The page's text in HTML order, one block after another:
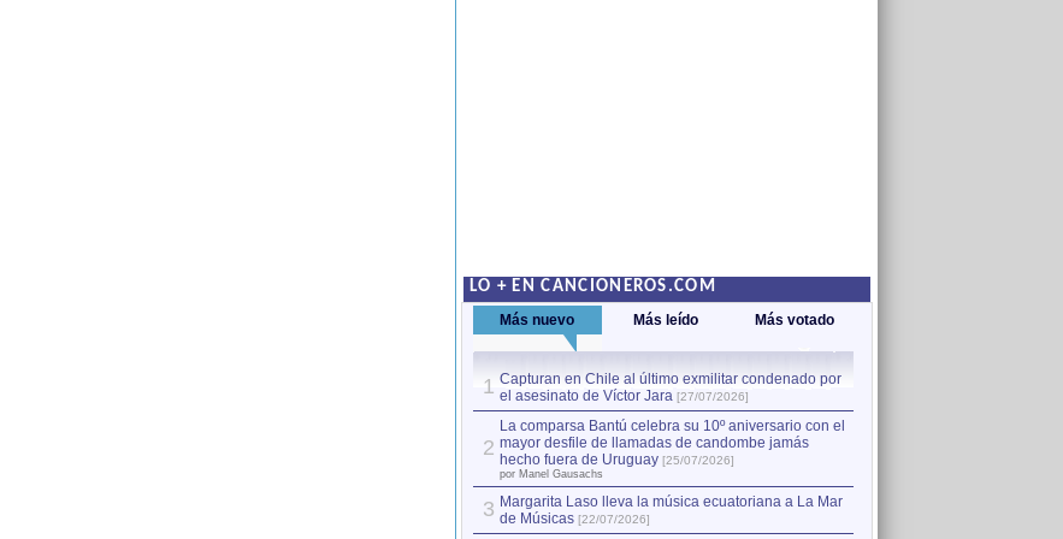
LO + EN CANCIONEROS.COM
Más nuevo Más leído Más votado
1 Capturan en Chile al último exmilitar condenado por
el asesinato de Víctor Jara [27/07/2026]
2
La comparsa Bantú celebra su 10º aniversario con el
mayor desfile de llamadas de candombe jamás
hecho fuera de Uruguay [25/07/2026]
por Manel Gausachs
3 Margarita Laso lleva la música ecuatoriana a La Mar
de Músicas [22/07/2026]